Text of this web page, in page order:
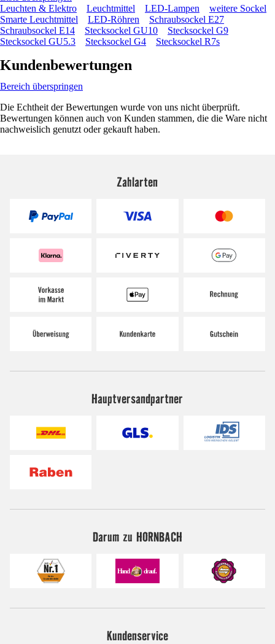
Leuchten & Elektro
Leuchtmittel LED-Lampen
weitere Sockel
Smarte Leuchtmittel
LED-Röhren
Schraubsockel E27
Schraubsockel E14
Stecksockel GU10
Stecksockel G9
Stecksockel GU5.3
Stecksockel G4 Stecksockel R7s
Kundenbewertungen
Bereich überspringen
Die Echtheit der Bewertungen wurde von uns nicht überprüft.
Bewertungen können auch von Kunden stammen, die die Ware nicht
nachweislich genutzt oder gekauft haben.
Zahlarten
Hauptversandpartner
Darum zu HORNBACH
Kundenservice